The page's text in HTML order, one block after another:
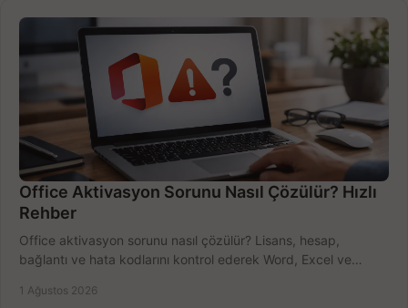
Office Aktivasyon Sorunu Nasıl Çözülür? Hızlı
Rehber
Office aktivasyon sorunu nasıl çözülür? Lisans, hesap,
bağlantı ve hata kodlarını kontrol ederek Word, Excel ve
1 Ağustos 2026